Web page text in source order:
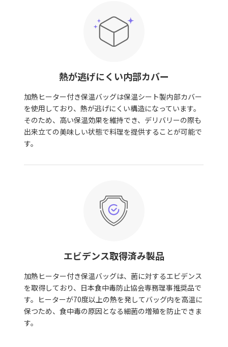
熱が逃げにくい内部カバー
加熱ヒーター付き保温バッグは保温シート製内部カバー
を使用しており、熱が逃げにくい構造になっています。
そのため、高い保温効果を維持でき、デリバリーの際も
出来立ての美味しい状態で料理を提供することが可能で
す。
エビデンス取得済み製品
加熱ヒーター付き保温バッグは、菌に対するエビデンス
を取得しており、日本食中毒防止協会専務理事推奨品で
す。ヒーターが70度以上の熱を発してバッグ内を高温に
保つため、食中毒の原因となる細菌の増殖を防止できま
す。